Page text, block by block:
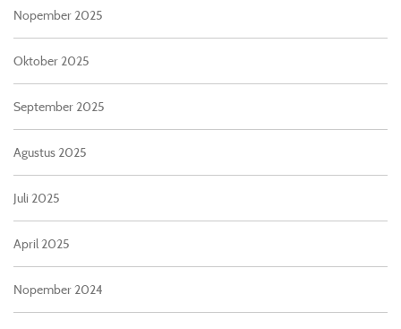
Nopember 2025
Oktober 2025
September 2025
Agustus 2025
Juli 2025
April 2025
Nopember 2024